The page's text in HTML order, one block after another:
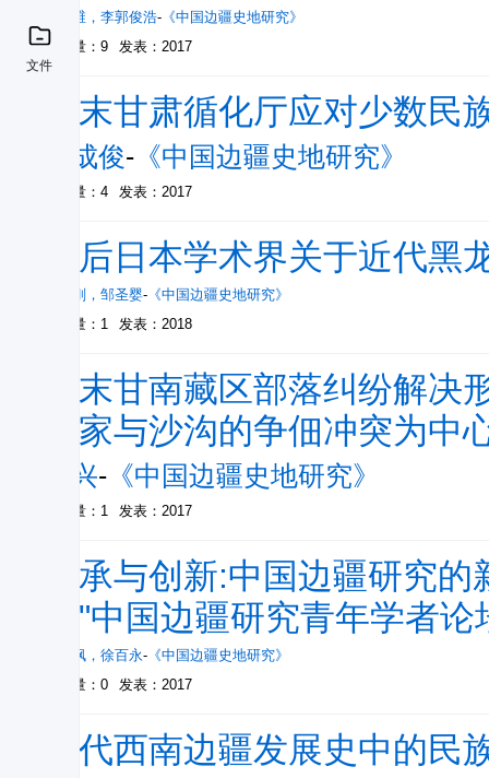
文件
赖正维 ， 李郭俊浩- 《中国边疆史地研究》
被引量：9
发表：2017
清末甘肃循化厅应对少数民
马成俊- 《中国边疆史地研究》
被引量：4 发表：2017
战后日本学术界关于近代黑
张晓刚 ， 邹圣婴- 《中国边疆史地研究》
被引量：1
发表：2018
清末甘南藏区部落纠纷解
卡家与沙沟的争佃冲突为中
阮兴- 《中国边疆史地研究》
被引量：1 发表：2017
传承与创新:中国边疆研究
届"中国边疆研究青年学者论
明琦枫 ， 徐百永- 《中国边疆史地研究》
被引量：0
发表：2017
近代西南边疆发展史中的民